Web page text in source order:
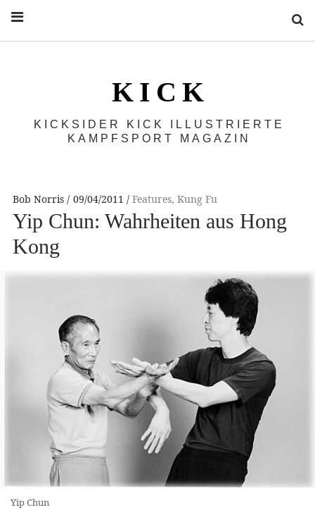
K I C K
KICKSIDER KICK ILLUSTRIERTE
KAMPFSPORT MAGAZIN
Bob Norris 09/04/2011 Features, Kung Fu
Yip Chun: Wahrheiten aus Hong
Kong
Yip Chun